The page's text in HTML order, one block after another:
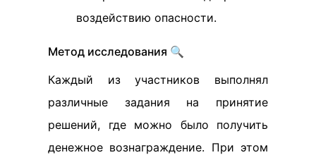
воздействию опасности.
Метод исследования 🔍
Каждый из участников выполнял
различные задания на принятие
решений, где можно было получить
денежное вознаграждение. При этом